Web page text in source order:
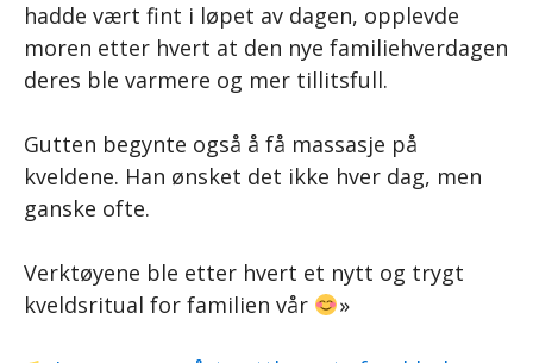
hadde vært fint i løpet av dagen, opplevde
moren etter hvert at den nye familiehverdagen
deres ble varmere og mer tillitsfull.
Gutten begynte også å få massasje på
kveldene. Han ønsket det ikke hver dag, men
ganske ofte.
Verktøyene ble etter hvert et nytt og trygt
kveldsritual for familien vår
»